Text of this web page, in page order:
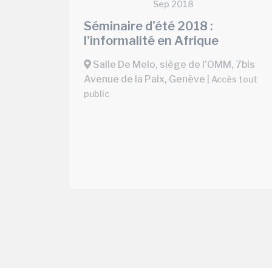
Sep 2018
Séminaire d'été 2018 :
l'informalité en Afrique
Salle De Melo, siège de l’OMM, 7bis
Avenue de la Paix, Genève
| Accès tout
public